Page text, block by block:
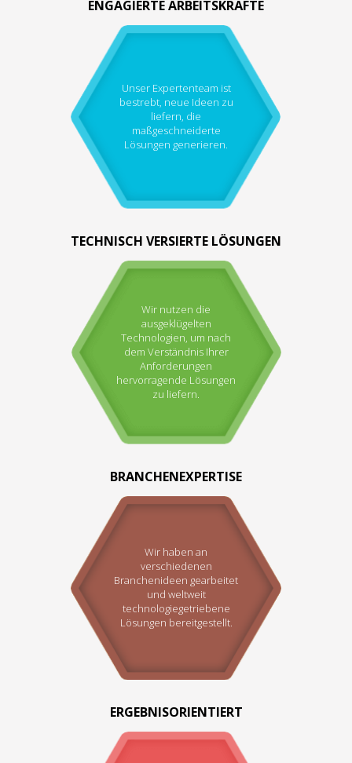
ENGAGIERTE ARBEITSKRÄFTE
Unser Expertenteam ist
bestrebt, neue Ideen zu
liefern, die
maßgeschneiderte
Lösungen generieren.
TECHNISCH VERSIERTE LÖSUNGEN
Wir nutzen die
ausgeklügelten
Technologien, um nach
dem Verständnis Ihrer
Anforderungen
hervorragende Lösungen
zu liefern.
BRANCHENEXPERTISE
Wir haben an
verschiedenen
Branchenideen gearbeitet
und weltweit
technologiegetriebene
Lösungen bereitgestellt.
ERGEBNISORIENTIERT